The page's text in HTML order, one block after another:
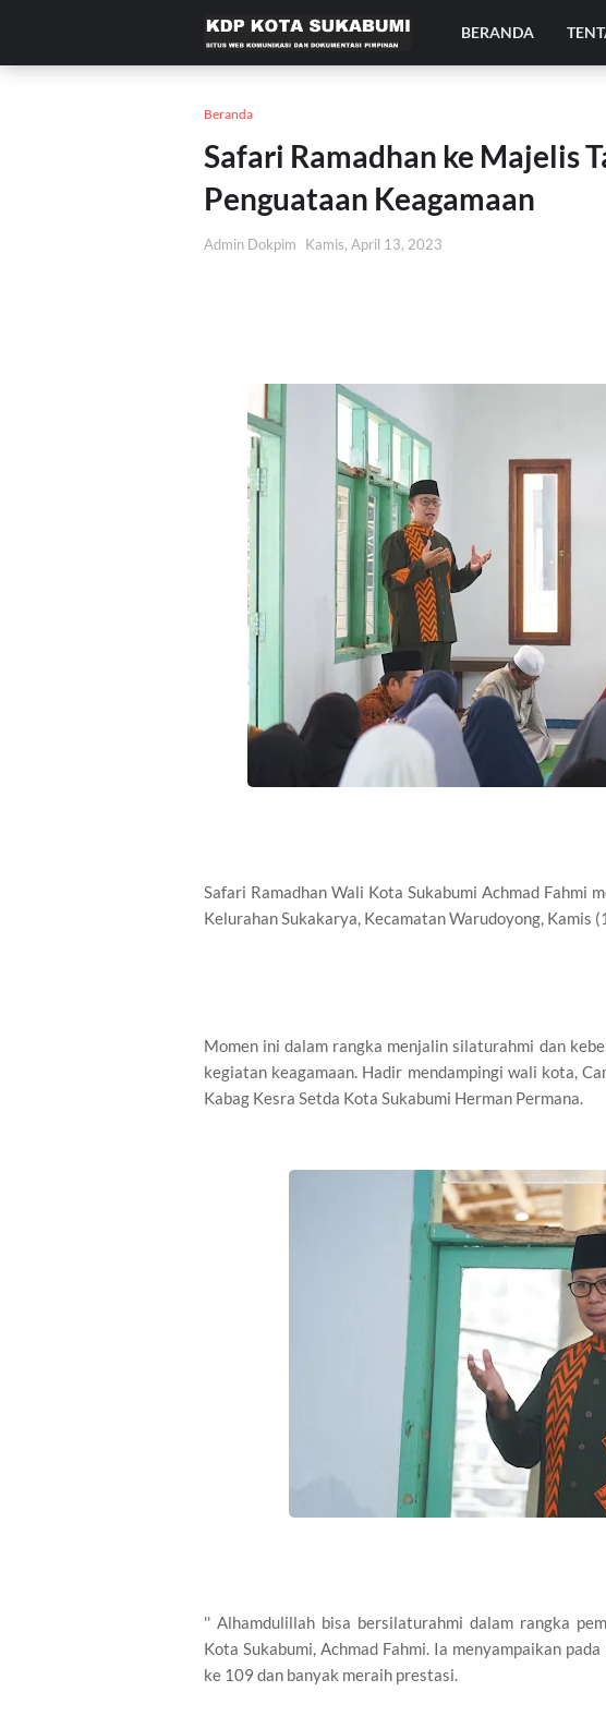
BERANDA
Beranda
Safari Ramadhan ke Majelis
Penguataan Keagamaan
Admin Dokpim Kamis, April 13, 2023
Safari Ramadhan Wali Kota Sukabumi Achmad Fahmi
Kelurahan Sukakarya, Kecamatan Warudoyong, Kamis
Momen ini dalam rangka menjalin silaturahmi dan
kegiatan keagamaan. Hadir mendampingi wali kota,
Kabag Kesra Setda Kota Sukabumi Herman Permana.
'' Alhamdulillah bisa bersilaturahmi dalam rangka
Kota Sukabumi, Achmad Fahmi. Ia menyampaikan
ke 109 dan banyak meraih prestasi.